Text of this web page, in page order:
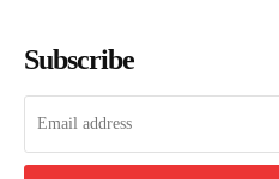
Subscribe